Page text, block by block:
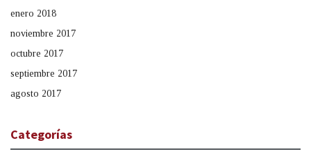
enero 2018
noviembre 2017
octubre 2017
septiembre 2017
agosto 2017
Categorías